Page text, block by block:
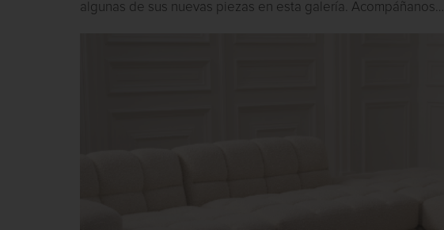
algunas de sus nuevas piezas en esta galería. Acompáñanos…